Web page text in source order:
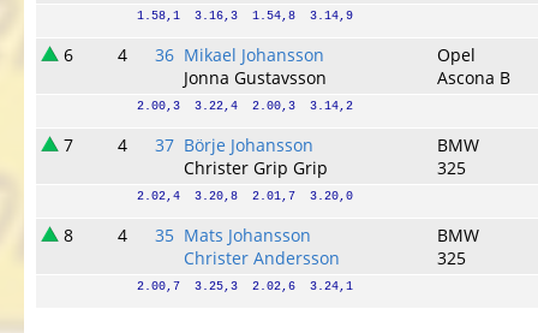
1.58,1  3.16,3  1.54,8  3.14,9
6 4 36 Mikael Johansson
Jonna Gustavsson
Opel
Ascona B
2.00,3  3.22,4  2.00,3  3.14,2
7 4 37 Börje Johansson
Christer Grip Grip
BMW
325
2.02,4  3.20,8  2.01,7  3.20,0
8 4 35 Mats Johansson
Christer Andersson
BMW
325
2.00,7  3.25,3  2.02,6  3.24,1